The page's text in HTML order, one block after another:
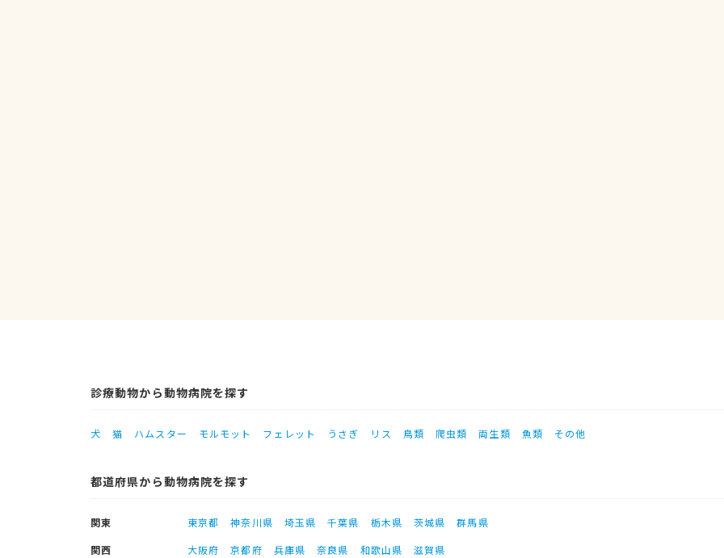
診療動物から動物病院を探す
犬 猫 ハムスター モルモット フェレット うさぎ リス 鳥類 爬虫類 両生類 魚類 その他
都道府県から動物病院を探す
関東 東京都 神奈川県 埼玉県 千葉県 栃木県 茨城県
群馬県
関西
大阪府 京都府 兵庫県 奈良県 和歌山県
滋賀県